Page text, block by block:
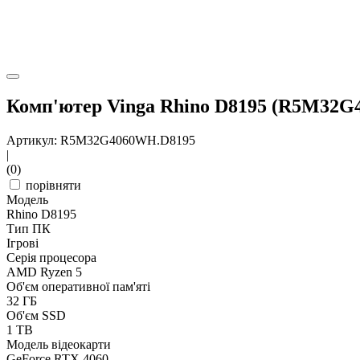
Комп'ютер Vinga Rhino D8195
Артикул: R5M32G4060WH.D8195
|
(0)
порівняти
Модель
Rhino D8195
Тип ПК
Ігрові
Серія процесора
AMD Ryzen 5
Об'єм оперативної пам'яті
32 ГБ
Об'єм SSD
1 TB
Модель відеокарти